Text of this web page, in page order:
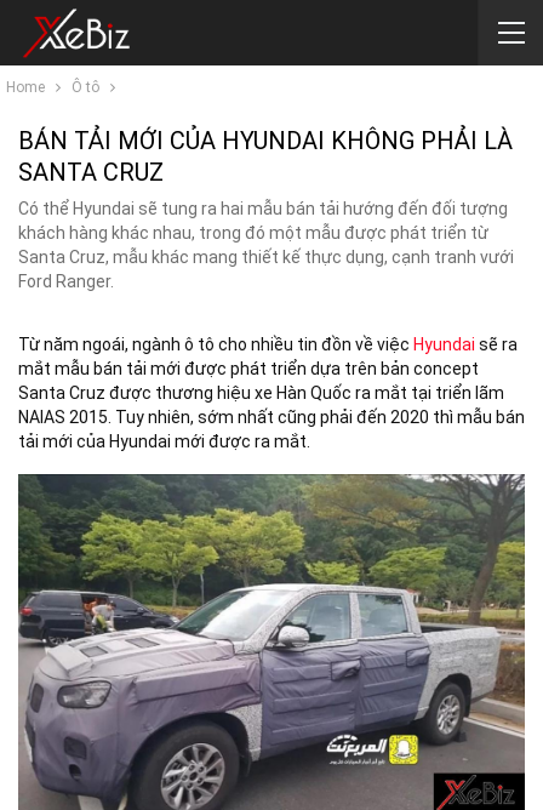
Home Ô tô
BÁN TẢI MỚI CỦA HYUNDAI KHÔNG PHẢI LÀ
SANTA CRUZ
Có thể Hyundai sẽ tung ra hai mẫu bán tải hướng đến đối tượng
khách hàng khác nhau, trong đó một mẫu được phát triển từ
Santa Cruz, mẫu khác mang thiết kế thực dụng, cạnh tranh vưới
Ford Ranger.
Từ năm ngoái, ngành ô tô cho nhiều tin đồn về việc Hyundai sẽ ra
mắt mẫu bán tải mới được phát triển dựa trên bản concept
Santa Cruz được thương hiệu xe Hàn Quốc ra mắt tại triển lãm
NAIAS 2015. Tuy nhiên, sớm nhất cũng phải đến 2020 thì mẫu bán
tải mới của Hyundai mới được ra mắt.